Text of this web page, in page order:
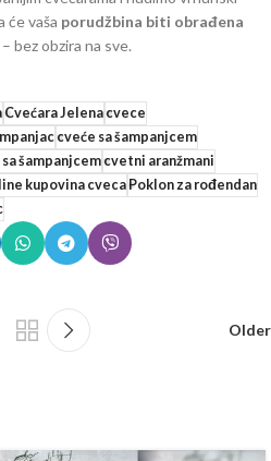
će vaša porudžbina biti obrađena
– bez obzira na sve.
Cvećara Jelenacvece
cveće sa šampanjcem
šampanjcemcvetni aranžmani
kupovina cvecaPoklon za rođendan
Older